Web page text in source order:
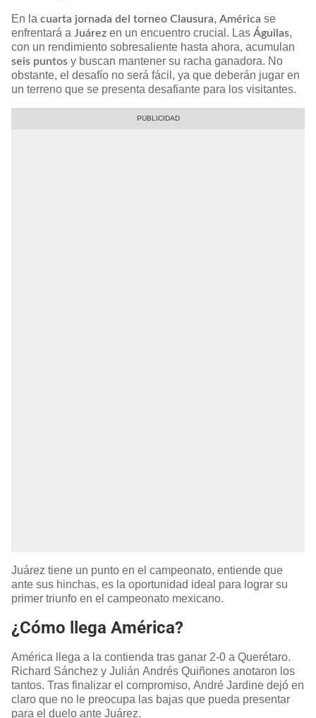
En la cuarta jornada del torneo Clausura, América se
enfrentará a Juárez en un encuentro crucial. Las Águilas,
con un rendimiento sobresaliente hasta ahora, acumulan
seis puntos y buscan mantener su racha ganadora. No
obstante, el desafío no será fácil, ya que deberán jugar en
un terreno que se presenta desafiante para los visitantes.
Juárez tiene un punto en el campeonato, entiende que
ante sus hinchas, es la oportunidad ideal para lograr su
primer triunfo en el campeonato mexicano.
¿Cómo llega América?
América llega a la contienda tras ganar 2-0 a Querétaro.
Richard Sánchez y Julián Andrés Quiñones anotaron los
tantos. Tras finalizar el compromiso, André Jardine dejó en
claro que no le preocupa las bajas que pueda presentar
para el duelo ante Juárez.